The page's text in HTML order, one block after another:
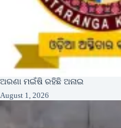
ଅରଣା ମଇଁଷି ରହିଛି ଅନାଇ
August 1, 2026